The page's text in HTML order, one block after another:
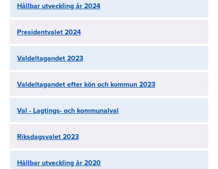
Hållbar utveckling år 2024
Presidentvalet 2024
Valdeltagandet 2023
Valdeltagandet efter kön och kommun 2023
Val - Lagtings- och kommunalval
Riksdagsvalet 2023
Hållbar utveckling år 2020